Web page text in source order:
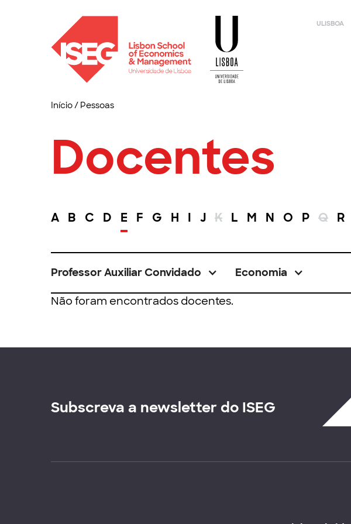
ULISBOA
Início/ Pessoas
Docentes
A B C D E F G H I J K L M N O P Q R
Professor Auxiliar Convidado Economia
Não foram encontrados docentes.
Subscreva a newsletter do ISEG